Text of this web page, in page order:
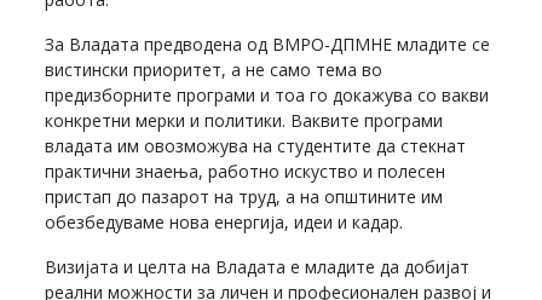
За Владата предводена од ВМРО-ДПМНЕ младите се
вистински приоритет, а не само тема во
предизборните програми и тоа го докажува со вакви
конкретни мерки и политики. Ваквите програми
владата им овозможува на студентите да стекнат
практични знаења, работно искуство и полесен
пристап до пазарот на труд, а на општините им
обезбедуваме нова енергија, идеи и кадар.
Визијата и целта на Владата е младите да добијат
реални можности за личен и професионален развој и